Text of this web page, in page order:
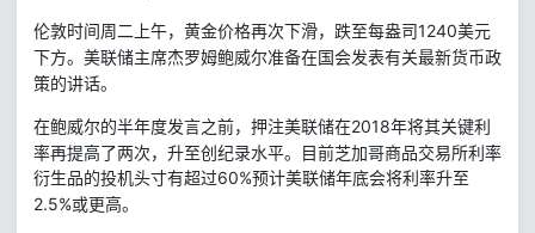
伦敦时间周二上午，黄金价格再次下滑，跌至每盎司 1240美元
下方。美联储主席杰罗姆鲍威尔准备在国会发表有关最新货币政
策的讲话。
在鲍威尔的半年度发言之前，押注美联储在2018年将其关键利
率再提高了两次，升至创纪录水平。目前芝加哥商品交易所利率
衍生品的投机头寸有超过60%预计美联储年底会将利率升至
2.5%或更高。